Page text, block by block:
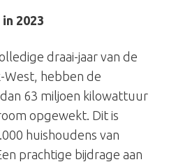
2023
draai-jaar van de
West, hebben de
63 miljoen kilowattuur
opgewekt. Dit is
huishoudens van
prachtige bijdrage aan